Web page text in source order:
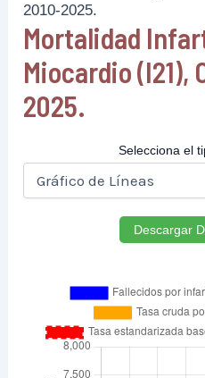
2010-2025.
Mortalidad
Miocardio (I21),
2025.
Selecciona el
Descargar